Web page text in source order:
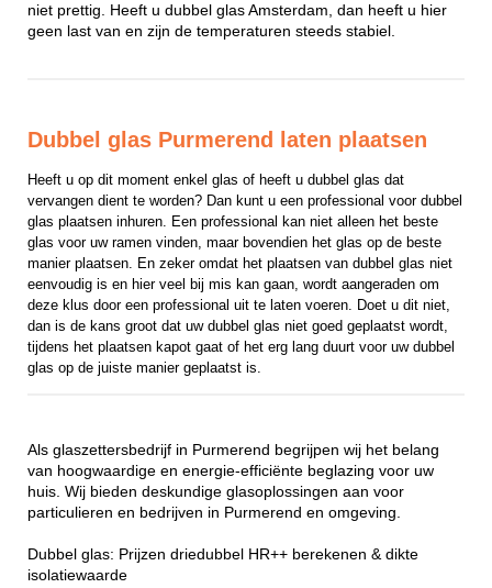
niet prettig. Heeft u dubbel glas Amsterdam, dan heeft u hier
geen last van en zijn de temperaturen steeds stabiel.
Dubbel glas Purmerend laten plaatsen
Heeft u op dit moment enkel glas of heeft u dubbel glas dat
vervangen dient te worden? Dan kunt u een professional voor dubbel
glas plaatsen inhuren. Een professional kan niet alleen het beste
glas voor uw ramen vinden, maar bovendien het glas op de beste
manier plaatsen. En zeker omdat het plaatsen van dubbel glas niet
eenvoudig is en hier veel bij mis kan gaan, wordt aangeraden om
deze klus door een professional uit te laten voeren. Doet u dit niet,
dan is de kans groot dat uw dubbel glas niet goed geplaatst wordt,
tijdens het plaatsen kapot gaat of het erg lang duurt voor uw dubbel
glas op de juiste manier geplaatst is.
Als glaszettersbedrijf in Purmerend begrijpen wij het belang
van hoogwaardige en energie-efficiënte beglazing voor uw
huis. Wij bieden deskundige glasoplossingen aan voor
particulieren en bedrijven in Purmerend en omgeving.
Dubbel glas: Prijzen driedubbel HR++ berekenen & dikte
isolatiewaarde